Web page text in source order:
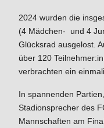
2024 wurden die
(4 Mädchen- und 4
Glücksrad ausgelost.
über 120
verbrachten ein
In spannenden
Stadionsprecher des
Mannschaften am